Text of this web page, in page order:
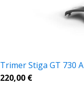
Trimer Stiga GT 730 A
220,00 €